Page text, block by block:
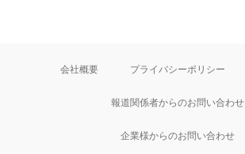
会社概要 プライバシーポリシー
報道関係者からのお問い合わせ
企業様からのお問い合わせ